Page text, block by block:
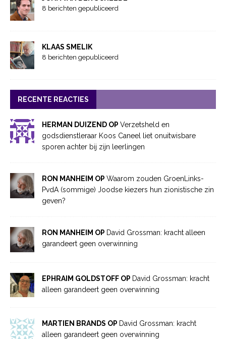
8 berichten gepubliceerd
KLAAS SMELIK
8 berichten gepubliceerd
RECENTE REACTIES
HERMAN DUIZEND OP Verzetsheld en
godsdienstleraar Koos Caneel liet onuitwisbare
sporen achter bij zijn leerlingen
RON MANHEIM OP Waarom zouden GroenLinks-
PvdA (sommige) Joodse kiezers hun zionistische zin
geven?
RON MANHEIM OP David Grossman: kracht alleen
garandeert geen overwinning
EPHRAIM GOLDSTOFF OP David Grossman: kracht
alleen garandeert geen overwinning
MARTIEN BRANDS OP David Grossman: kracht
alleen garandeert geen overwinning